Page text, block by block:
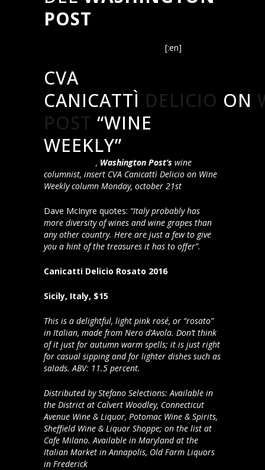
POST
[:en]
CVA
CANICATTÌ DELICIO ON
POST “WINE
WEEKLY”
, Washington Post’s wine
columnist, insert CVA Canicattì Delicio on Wine
Weekly column Monday, october 21st
Dave McInyre quotes: “Italy probably has
more diversity of wines and wine grapes than
any other country. Here are just a few to give
you a hint of the treasures it has to offer”.
Canicatti Delicio Rosato 2016
Sicily, Italy, $15
This is a delightful, light pink rosé, or “rosato”
in Italian, made from Nero d’Avola. Don’t think
of it just for autumn warm spells; it is just right
for casual sipping and for lighter dishes such as
salads. ABV: 11.5 percent.
Distributed by Stefano Selections: Available in
the District at Calvert Woodley, Connecticut
Avenue Wine & Liquor, Potomac Wine & Spirits,
Sheffield Wine & Liquor Shoppe; on the list at
Cafe Milano. Available in Maryland at the
Italian Market in Annapolis, Old Farm Liquors
in Frederick